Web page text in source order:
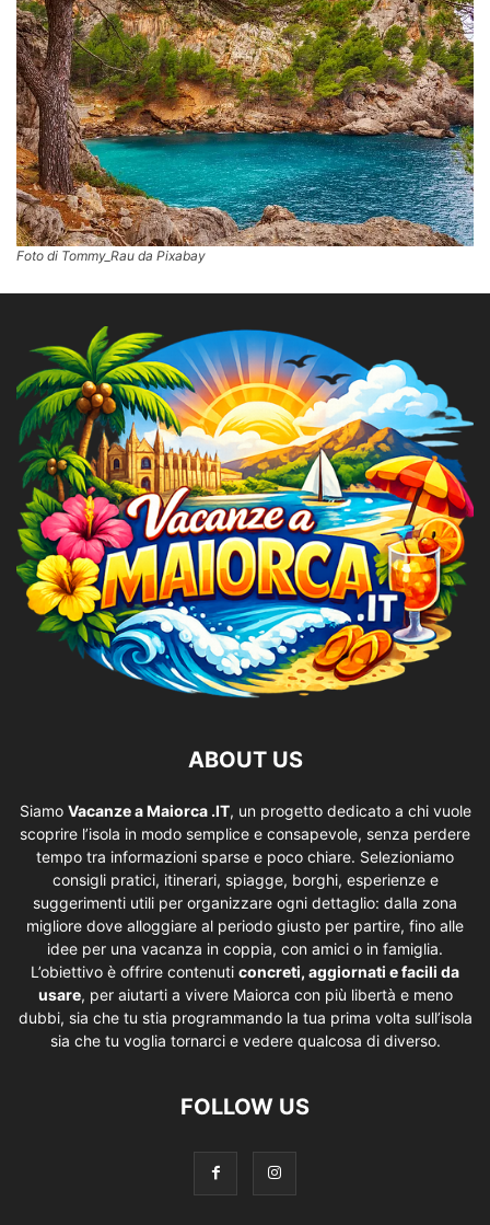
Foto di Tommy_Rau da Pixabay
ABOUT US
Siamo Vacanze a Maiorca .IT, un progetto dedicato a chi vuole
scoprire l’isola in modo semplice e consapevole, senza perdere
tempo tra informazioni sparse e poco chiare. Selezioniamo
consigli pratici, itinerari, spiagge, borghi, esperienze e
suggerimenti utili per organizzare ogni dettaglio: dalla zona
migliore dove alloggiare al periodo giusto per partire, fino alle
idee per una vacanza in coppia, con amici o in famiglia.
L’obiettivo è offrire contenuti concreti, aggiornati e facili da
usare, per aiutarti a vivere Maiorca con più libertà e meno
dubbi, sia che tu stia programmando la tua prima volta sull’isola
sia che tu voglia tornarci e vedere qualcosa di diverso.
FOLLOW US